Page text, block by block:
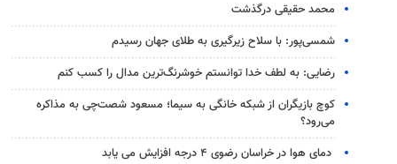
محمد حقیقی درگذشت
شمسی‌پور: با سلاح زیرگیری به طلای جهان رسیدم
رضایی: به لطف خدا توانستم خوشرنگ‌ترین مدال را کسب کنم
کوچ بازیگران از شبکه خانگی به سیما؛ مسعود شصت‌چی به مذاکره
می‌رود؟
دمای هوا در خراسان رضوی ۴ درجه افزایش می یابد